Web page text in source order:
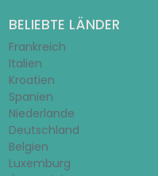
BELIEBTE LÄNDER
Frankreich
Italien
Kroatien
Spanien
Niederlande
Deutschland
Belgien
Luxemburg